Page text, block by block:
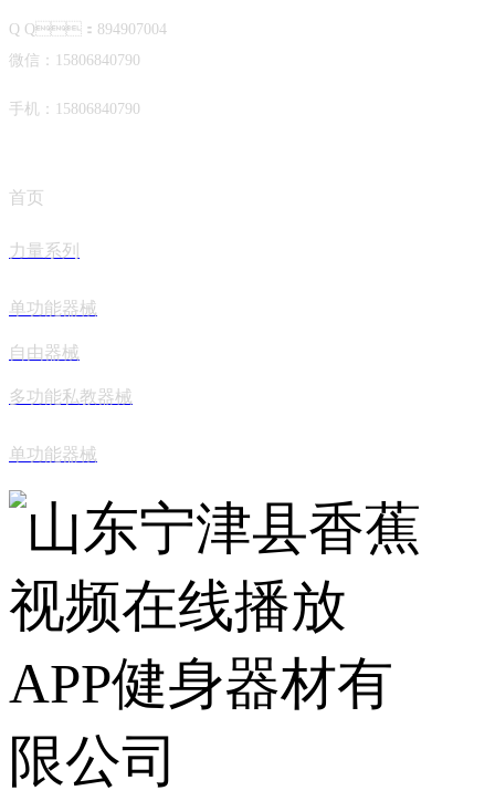
Q Q：894907004
微信：15806840790
手机：15806840790
首页
力量系列
单功能器械
自由器械
多功能私教器械
单功能器械